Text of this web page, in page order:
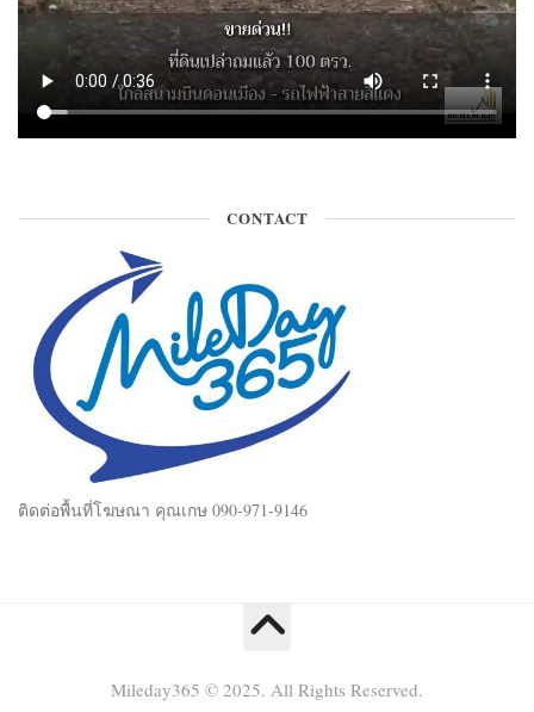
CONTACT
ติดต่อพื้นที่โฆษณา คุณเกษ 090-971-9146
Mileday365 © 2025. All Rights Reserved.